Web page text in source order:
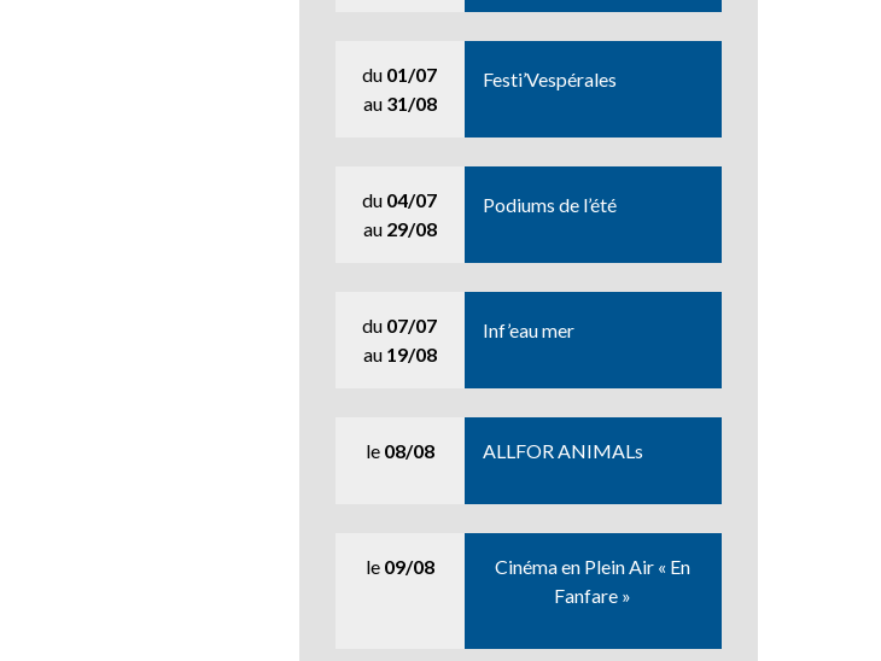
du 01/07
au 31/08
Festi’Vespérales
du 04/07
au 29/08
Podiums de l’été
du 07/07
au 19/08
Inf’eau mer
le 08/08 ALLFOR ANIMALs
le 09/08
Cinéma en Plein Air « En
Fanfare »